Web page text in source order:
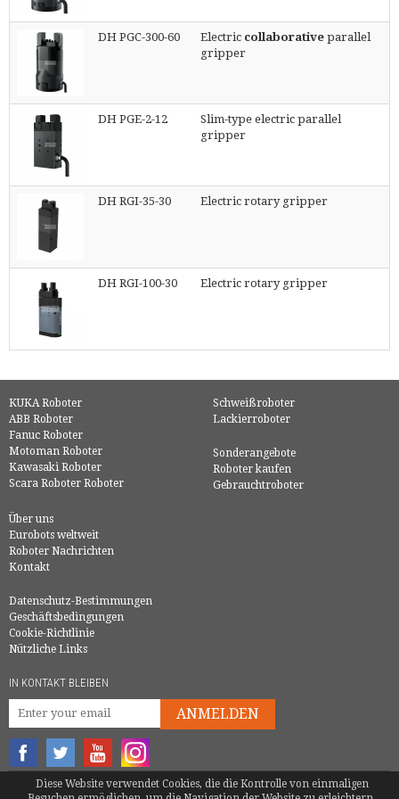
DH PGC-300-60 Electric collaborative parallel
gripper
DH PGE-2-12
Slim-type electric parallel
gripper
DH RGI-35-30 Electric rotary gripper
DH RGI-100-30 Electric rotary gripper
KUKA Roboter
ABB Roboter
Fanuc Roboter
Motoman Roboter
Kawasaki Roboter
Scara Roboter Roboter
Schweißroboter
Lackierroboter
Sonderangebote
Roboter kaufen
Gebrauchtroboter
Über uns
Eurobots weltweit
Roboter Nachrichten
Kontakt
Datenschutz-Bestimmungen
Geschäftsbedingungen
Cookie-Richtlinie
Nützliche Links
IN KONTAKT BLEIBEN
ANMELDEN
© COPYRIGHT 2016 - EUROBOTS | ALLE RECHTE VORBEHALTEN
Diese Website verwendet Cookies, die die Kontrolle von einmaligen